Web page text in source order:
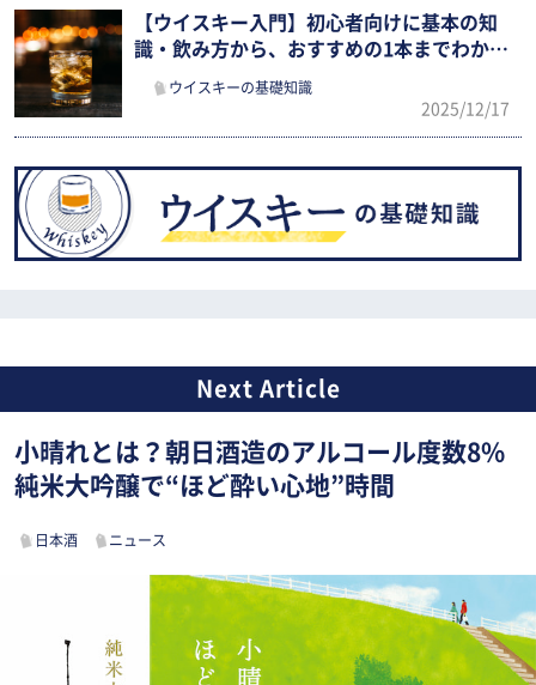
【ウイスキー入門】初心者向けに基本の知
識・飲み方から、おすすめの1本までわかり
ウイスキーの基礎知識
2025/12/17
小晴れとは？朝日酒造のアルコール度数8%
純米大吟醸で“ほど酔い心地”時間
日本酒 ニュース